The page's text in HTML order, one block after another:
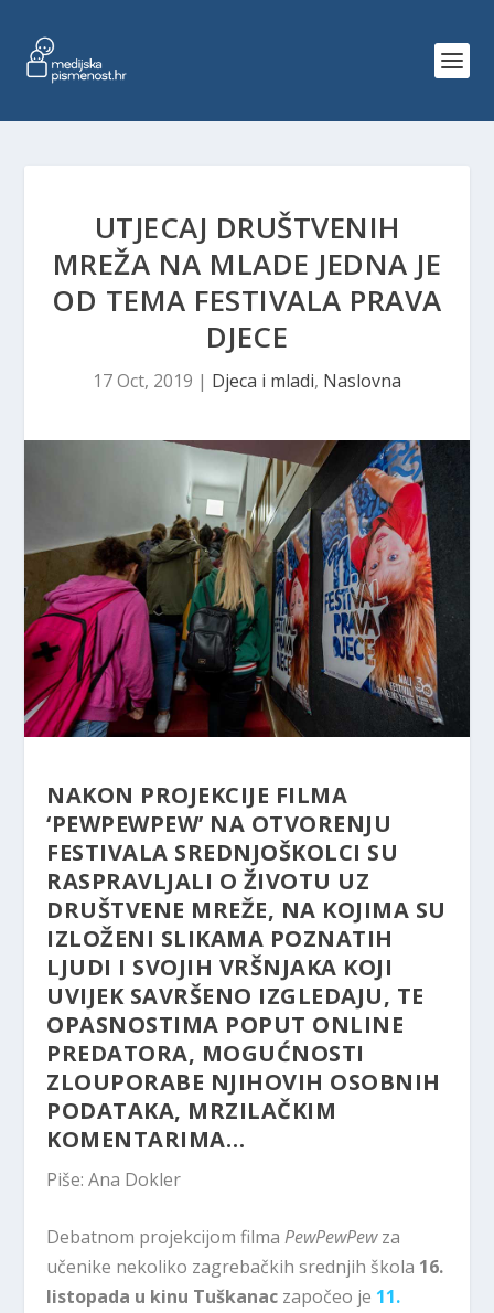
UTJECAJ DRUŠTVENIH
MREŽA NA MLADE JEDNA JE
OD TEMA FESTIVALA PRAVA
DJECE
17 Oct, 2019 | Djeca i mladi, Naslovna
NAKON PROJEKCIJE FILMA
‘PEWPEWPEW’ NA OTVORENJU
FESTIVALA SREDNJOŠKOLCI SU
RASPRAVLJALI O ŽIVOTU UZ
DRUŠTVENE MREŽE, NA KOJIMA SU
IZLOŽENI SLIKAMA POZNATIH
LJUDI I SVOJIH VRŠNJAKA KOJI
UVIJEK SAVRŠENO IZGLEDAJU, TE
OPASNOSTIMA POPUT ONLINE
PREDATORA, MOGUĆNOSTI
ZLOUPORABE NJIHOVIH OSOBNIH
PODATAKA, MRZILAČKIM
KOMENTARIMA…
Piše: Ana Dokler
Debatnom projekcijom filmaPewPewPewza
učenike nekoliko zagrebačkih srednjih škola 16.
listopada u kinu Tuškanac započeo je 11.